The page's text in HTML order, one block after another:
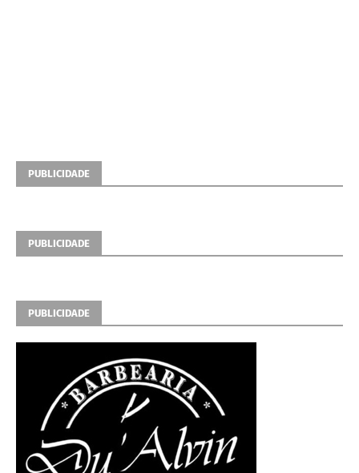
PUBLICIDADE
PUBLICIDADE
PUBLICIDADE